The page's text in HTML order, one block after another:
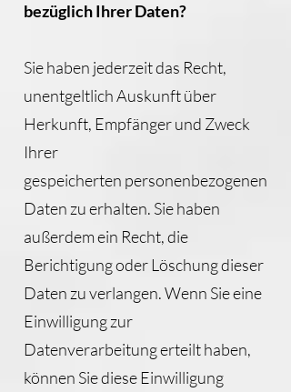
bezüglich Ihrer Daten?
Sie haben jederzeit das Recht,
unentgeltlich Auskunft über
Herkunft, Empfänger und Zweck
Ihrer
gespeicherten personenbezogenen
Daten zu erhalten. Sie haben
außerdem ein Recht, die
Berichtigung oder Löschung dieser
Daten zu verlangen. Wenn Sie eine
Einwilligung zur
Datenverarbeitung erteilt haben,
können Sie diese Einwilligung